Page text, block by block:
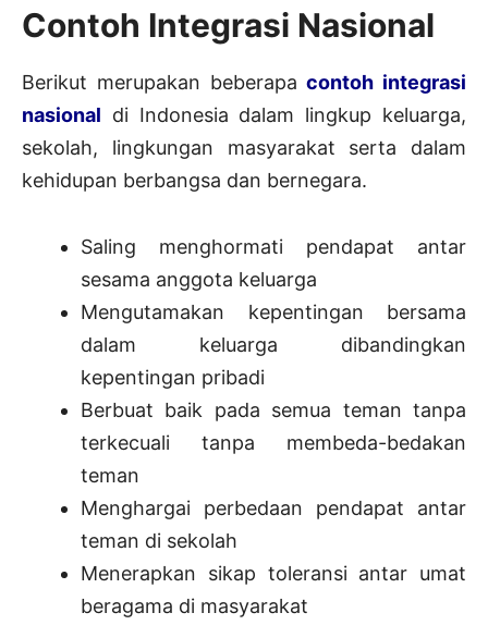
Contoh Integrasi Nasional
Berikut merupakan beberapacontoh integrasi
nasional di Indonesia dalam lingkup keluarga,
sekolah, lingkungan masyarakat serta dalam
kehidupan berbangsa dan bernegara.
Saling menghormati pendapat antar
sesama anggota keluarga
Mengutamakan kepentingan bersama
dalam keluarga dibandingkan
kepentingan pribadi
Berbuat baik pada semua teman tanpa
terkecuali tanpa membeda-bedakan
teman
Menghargai perbedaan pendapat antar
teman di sekolah
Menerapkan sikap toleransi antar umat
beragama di masyarakat